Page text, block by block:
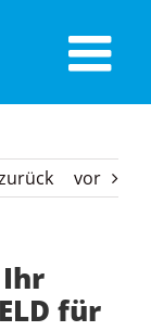
vor
für